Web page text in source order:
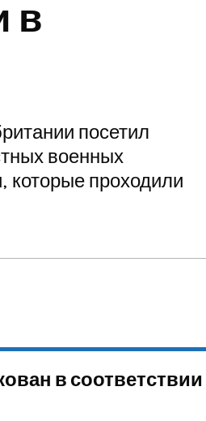
в
посетил
военных
которые проходили
в соответствии